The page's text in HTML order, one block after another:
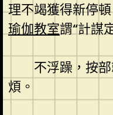
理不竭獲得新停
瑜伽教室謂“計謀
不浮躁，按
煩。